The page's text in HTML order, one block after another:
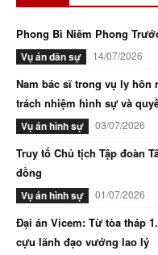
Phong Bì Niêm Phong
Vụ án dân sự 14/07/2026
Nam bác sĩ trong vụ ly hôn
trách nhiệm hình sự và
Vụ án hình sự 03/07/2026
Truy tố Chủ tịch Tập đoàn
đồng
Vụ án hình sự 01/07/2026
Đại án Vicem: Từ tòa tháp
cựu lãnh đạo vướng lao lý